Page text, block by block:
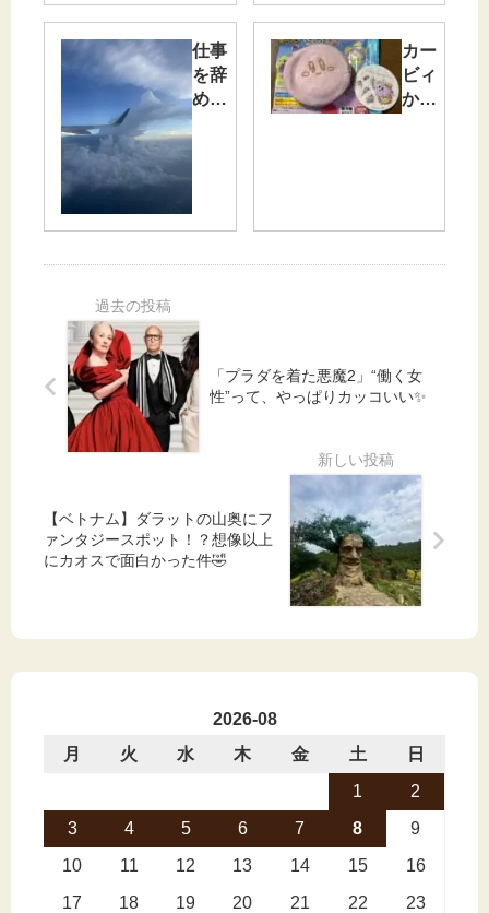
実績の
ある本
店を持
つ人気
一杯✨
ホー
ムセ
ンタ
ー
へ！
仕事
を辞
めま
備！
カー
ビィ
から
流と
「プラダを着た悪魔2」“働く女
性”って、やっぱりカッコいい✨
【ベトナム】ダラットの山奥にフ
ァンタジースポット！？想像以上
にカオスで面白かった件🤣
2026-08
月
火 水 木 金 土
日
1
2
3
4 5 6 7 8
9
10
11 12 13 14 15
16
17
18 19 20 21 22
23